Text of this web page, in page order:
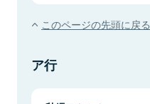
このページの先頭に戻る
ア行